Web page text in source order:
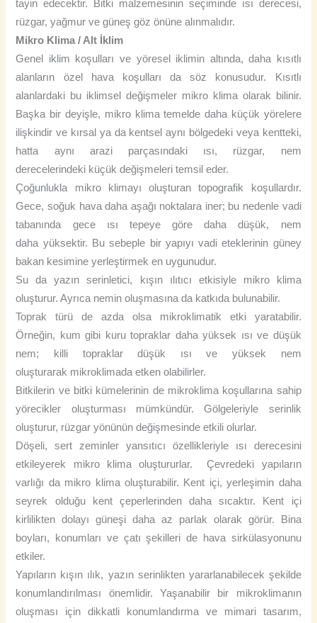
tayin edecektir. Bitki malzemesinin seçiminde ısı derecesi,
rüzgar, yağmur ve güneş göz önüne alınmalıdır.
Mikro Klima / Alt İklim
Genel iklim koşulları ve yöresel iklimin altında, daha kısıtlı
alanların özel hava koşulları da söz konusudur. Kısıtlı
alanlardaki bu iklimsel değişmeler mikro klima olarak bilinir.
Başka bir deyişle, mikro klima temelde daha küçük yörelere
ilişkindir ve kırsal ya da kentsel aynı bölgedeki veya kentteki,
hatta aynı arazi parçasındaki ısı, rüzgar, nem
derecelerindeki küçük değişmeleri temsil eder.
Çoğunlukla mikro klimayı oluşturan topografik koşullardır.
Gece, soğuk hava daha aşağı noktalara iner; bu nedenle vadi
tabanında gece ısı tepeye göre daha düşük, nem
daha yüksektir. Bu sebeple bir yapıyı vadi eteklerinin güney
bakan kesimine yerleştirmek en uygunudur.
Su da yazın serinletici, kışın ılıtıcı etkisiyle mikro klima
oluşturur. Ayrıca nemin oluşmasına da katkıda bulunabilir.
Toprak türü de azda olsa mikroklimatik etki yaratabilir.
Örneğin, kum gibi kuru topraklar daha yüksek ısı ve düşük
nem; killi topraklar düşük ısı ve yüksek nem
oluşturarak mikroklimada etken olabilirler.
Bitkilerin ve bitki kümelerinin de mikroklima koşullarına sahip
yörecikler oluşturması mümkündür. Gölgeleriyle serinlik
oluşturur, rüzgar yönünün değişmesinde etkili olurlar.
Döşeli, sert zeminler yansıtıcı özellikleriyle ısı derecesini
etkileyerek mikro klima oluştururlar. Çevredeki yapıların
varlığı da mikro klima oluşturabilir. Kent içi, yerleşimin daha
seyrek olduğu kent çeperlerinden daha sıcaktır. Kent içi
kirlilikten dolayı güneşi daha az parlak olarak görür. Bina
boyları, konumları ve çatı şekilleri de hava sirkülasyonunu
etkiler.
Yapıların kışın ılık, yazın serinlikten yararlanabilecek şekilde
konumlandırılması önemlidir. Yaşanabilir bir mikroklimanın
oluşması için dikkatli konumlandırma ve mimari tasarım,